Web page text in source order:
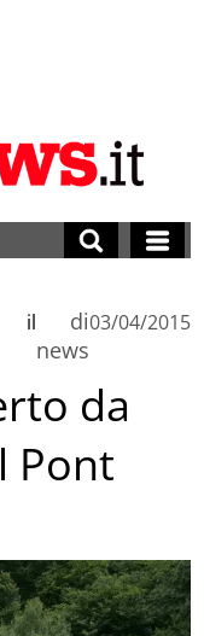
di
news
il 03/04/2015
da
Pont